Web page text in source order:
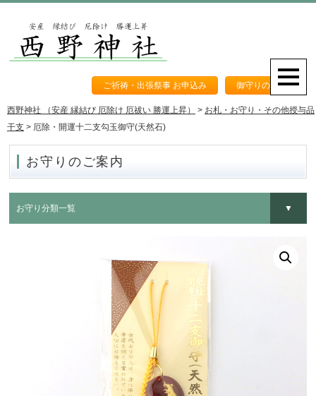
ご祈祷・出張祭事 お申込み 御守りのご案内
西野神社 （安産 縁結び 厄除け 厄祓い 勝運上昇） > お札・お守り・その他授与品
干支 > 厄除・開運十二支勾玉御守(天然石)
お守りのご案内
お守り分類一覧